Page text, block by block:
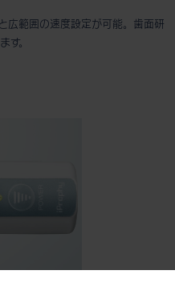
範囲の速度設定が可能。歯面研
す。